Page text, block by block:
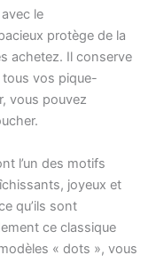
le
protège de la
achetez. Il conserve
tous vos pique-
vous pouvez
l’un des motifs
joyeux et
qu’ils sont
ce classique
« dots », vous